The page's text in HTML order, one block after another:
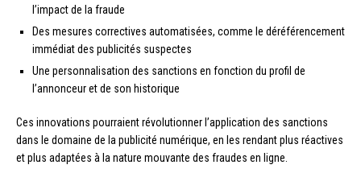
l’impact de la fraude
Des mesures correctives automatisées, comme le déréférencement
immédiat des publicités suspectes
Une personnalisation des sanctions en fonction du profil de
l’annonceur et de son historique
Ces innovations pourraient révolutionner l’application des sanctions
dans le domaine de la publicité numérique, en les rendant plus réactives
et plus adaptées à la nature mouvante des fraudes en ligne.